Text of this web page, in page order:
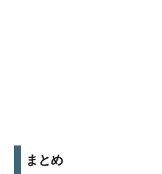
まとめ